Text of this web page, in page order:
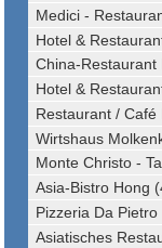
Medici -
Hotel &
China-Restaurant
Hotel &
Restaurant / Café
Wirtshaus
Monte Christo -
Asia-Bistro Hong
Pizzeria Da Pietro
Asiatisches